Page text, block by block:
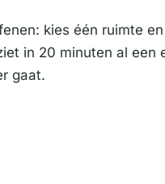
kies één ruimte
in 20 minuten al
gaat.